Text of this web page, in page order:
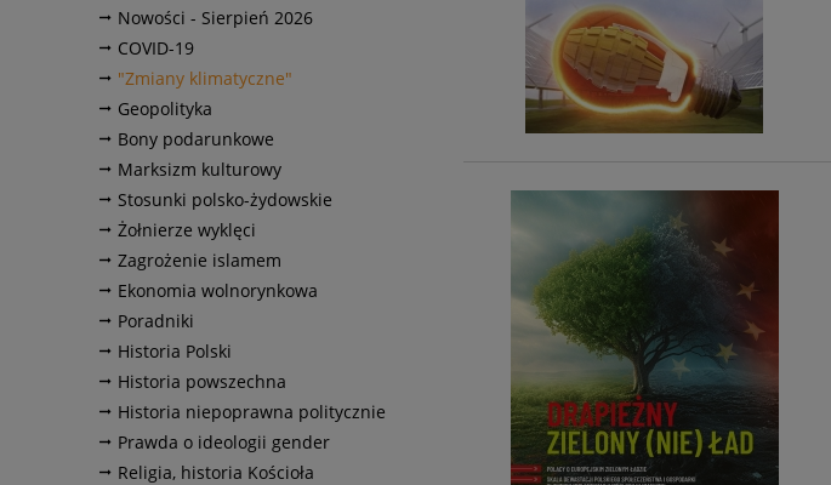
Nowości - Sierpień 2026
COVID-19
"Zmiany klimatyczne"
Geopolityka
Bony podarunkowe
Marksizm kulturowy
Stosunki polsko-żydowskie
Żołnierze wyklęci
Zagrożenie islamem
Ekonomia wolnorynkowa
Poradniki
Historia Polski
Historia powszechna
Historia niepoprawna politycznie
Prawda o ideologii gender
Religia, historia Kościoła